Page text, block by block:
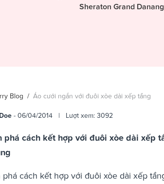
Sheraton Grand
Blog / Áo cưới ngắn với đuôi xòe dài xếp tầng
- 06/04/2014 | Lượt xem: 3092
phá cách kết hợp với đuôi xòe dài xếp
cách kết hợp với đuôi xòe dài xếp